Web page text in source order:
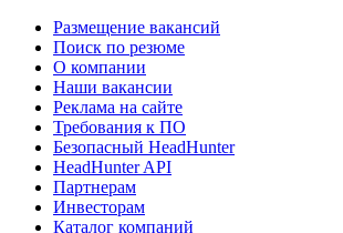
Размещение вакансий
Поиск по резюме
О компании
Наши вакансии
Реклама на сайте
Требования к ПО
Безопасный HeadHunter
HeadHunter API
Партнерам
Инвесторам
Каталог компаний